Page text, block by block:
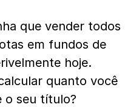
que vender todos
em fundos de
hoje.
quanto você
o seu título?